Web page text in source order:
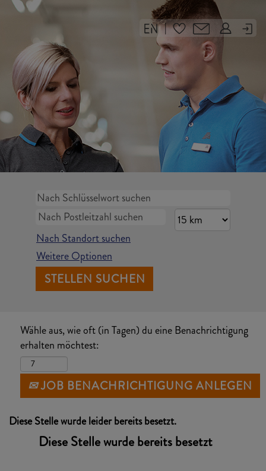
|
Nach Standort suchen
Weitere Optionen
Wähle aus, wie oft (in Tagen) du eine Benachrichtigung
erhalten möchtest:
JOB BENACHRICHTIGUNG ANLEGEN
Diese Stelle wurde leider bereits besetzt.
Diese Stelle wurde bereits besetzt